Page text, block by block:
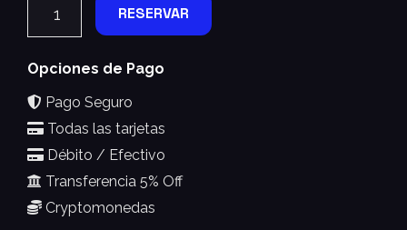
RESERVAR
Opciones de Pago
Pago Seguro
Todas las tarjetas
Débito / Efectivo
Transferencia 5% Off
Cryptomonedas